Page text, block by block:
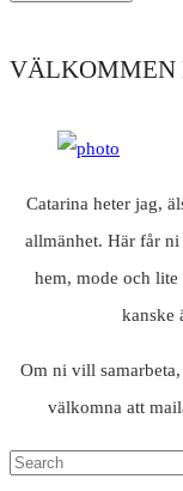
VÄLKOMMEN
Catarina heter jag,
allmänhet. Här får
hem, mode och
kanske
Om ni vill
välkomna att